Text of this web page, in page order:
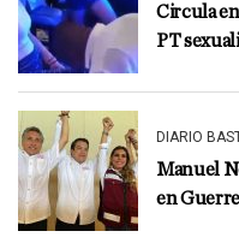
Circula
PT
DIARIO
Manuel
en